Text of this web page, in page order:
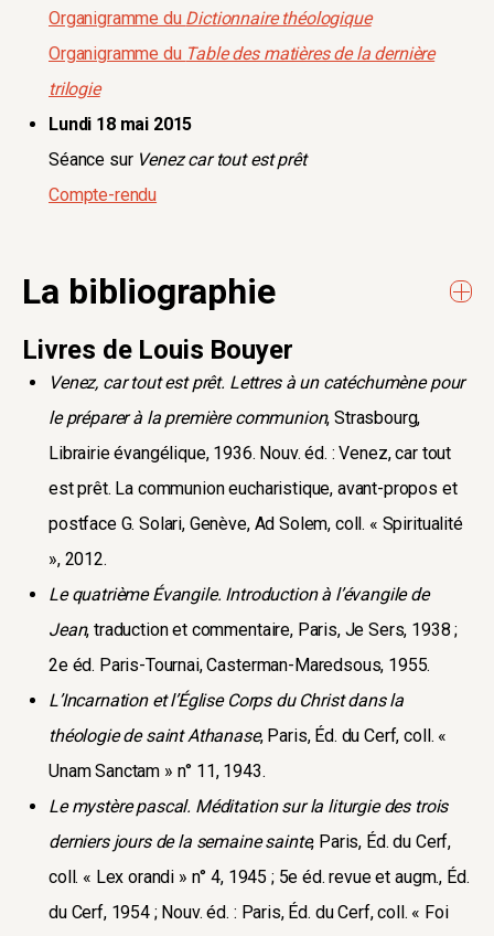
Organigramme du Dictionnaire théologique
Organigramme du Table des matières de la dernière
trilogie
Lundi 18 mai 2015
Séance sur Venez car tout est prêt
Compte-rendu
La bibliographie
Livres de Louis Bouyer
Venez, car tout est prêt. Lettres à un catéchumène pour
le préparer à la première communion, Strasbourg,
Librairie évangélique, 1936. Nouv. éd. : Venez, car tout
est prêt. La communion eucharistique, avant-propos et
postface G. Solari, Genève, Ad Solem, coll. « Spiritualité
», 2012.
Le quatrième Évangile. Introduction à l’évangile de
Jean, traduction et commentaire, Paris, Je Sers, 1938 ;
2e éd. Paris-Tournai, Casterman-Maredsous, 1955.
L’Incarnation et l’Église Corps du Christ dans la
théologie de saint Athanase, Paris, Éd. du Cerf, coll. «
Unam Sanctam » n° 11, 1943.
Le mystère pascal. Méditation sur la liturgie des trois
derniers jours de la semaine sainte, Paris, Éd. du Cerf,
coll. « Lex orandi » n° 4, 1945 ; 5e éd. revue et augm., Éd.
du Cerf, 1954 ; Nouv. éd. : Paris, Éd. du Cerf, coll. « Foi